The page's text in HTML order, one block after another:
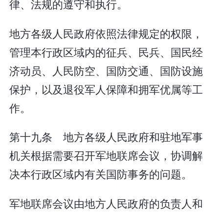
律、法规的遵守和执行。
地方各级人民政府依照法律规定的权限，
管理本行政区域内的征兵、民兵、国民经
济动员、人民防空、国防交通、国防设施
保护，以及退役军人保障和拥军优属等工
作。
第十九条 地方各级人民政府和驻地军事
机关根据需要召开军地联席会议，协调解
决本行政区域内有关国防事务的问题。
军地联席会议由地方人民政府的负责人和